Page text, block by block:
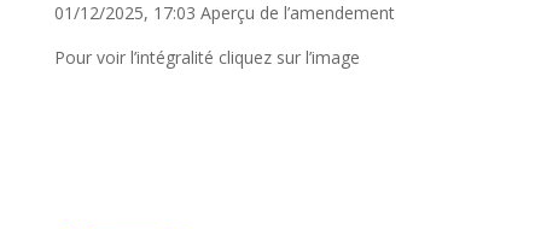
01/12/2025, 17:03 Aperçu de l’amendement
Pour voir l’intégralité cliquez sur l’image